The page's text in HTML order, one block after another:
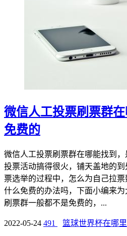
微信人工投票刷票群
免费的
微信人工投票刷票群在哪能找到
投票活动搞得很火，铺天盖地的
票选举的过程中，怎么为自己拉
什么免费的办法吗，下面小编来
刷票群一般都不是免费的，...
2022-05-24 491 篮球世界杯在哪